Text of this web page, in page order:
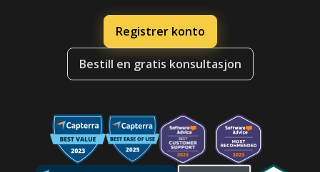
Registrer konto
Bestill en gratis konsultasjon